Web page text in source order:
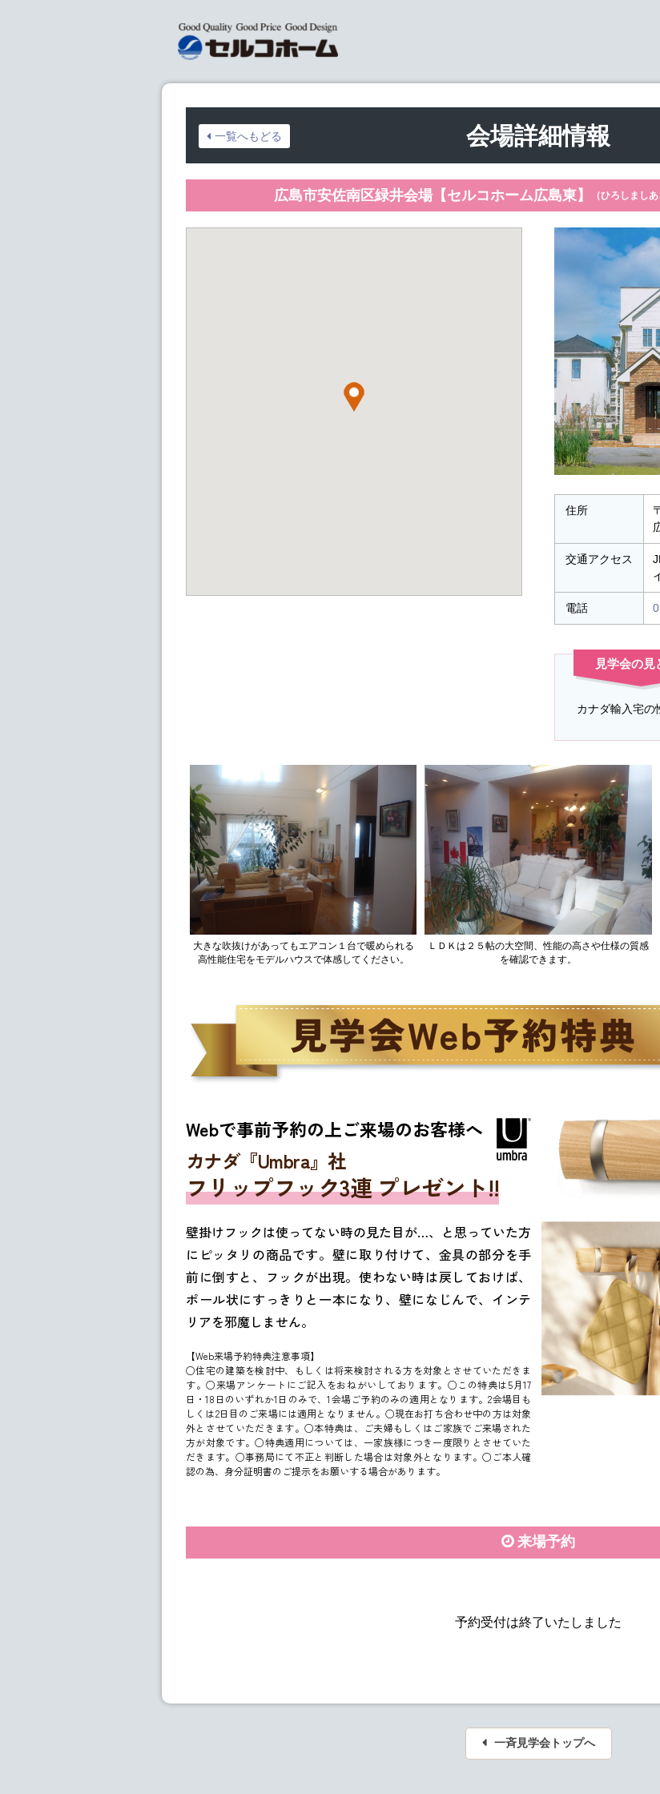
一覧へもどる 会場詳細情報
広島市安佐南区緑井会場【セルコホーム広島東】 （ひろしまし
住所
交通アクセス
電話
見学会の見
カナダ輸入宅の
大きな吹抜けがあってもエアコン１台で暖められる
高性能住宅をモデルハウスで体感してください。
ＬＤＫは２５帖の大空間、性能の高さや仕様の質感
を確認できます。
Webで事前予約の上ご来場のお客様へ
カナダ『Umbra』社
フリップフック3連 プレゼント!!
壁掛けフックは使ってない時の見た目が…、と思っていた方
にピッタリの商品です。壁に取り付けて、金具の部分を手
前に倒すと、フックが出現。使わない時は戻しておけば、
ポール状にすっきりと一本になり、壁になじんで、インテ
リアを邪魔しません。
【Web来場予約特典注意事項】
○住宅の建築を検討中、もしくは将来検討される方を対象とさせていただきま
す。○来場アンケートにご記入をおねがいしております。○この特典は5月17
日・18日のいずれか1日のみで、1会場ご予約のみの適用となります。2会場目も
しくは2日目のご来場には適用となりません。○現在お打ち合わせ中の方は対象
外とさせていただきます。○本特典は、ご夫婦もしくはご家族でご来場された
方が対象です。○特典適用については、一家族様につき一度限りとさせていた
だきます。○事務局にて不正と判断した場合は対象外となります。○ご本人確
認の為、身分証明書のご提示をお願いする場合があります。
来場予約
予約受付は終了いたしました
一斉見学会トップへ